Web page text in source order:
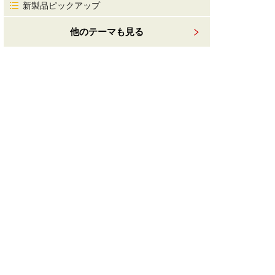
新製品ピックアップ
他のテーマも見る